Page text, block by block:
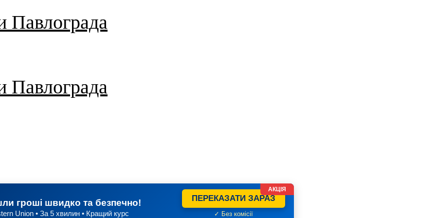
Павлограда
Павлограда
гроші швидко та безпечно!
Union • За 5 хвилин • Кращий курс
ПЕРЕКАЗАТИ ЗАРАЗ
✓ Без комісії
АКЦІЯ